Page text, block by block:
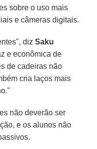
sobre o uso mais
e câmeras digitais.
dizSaku
e econômica de
de cadeiras não
cria laços mais
não deverão ser
e os alunos não